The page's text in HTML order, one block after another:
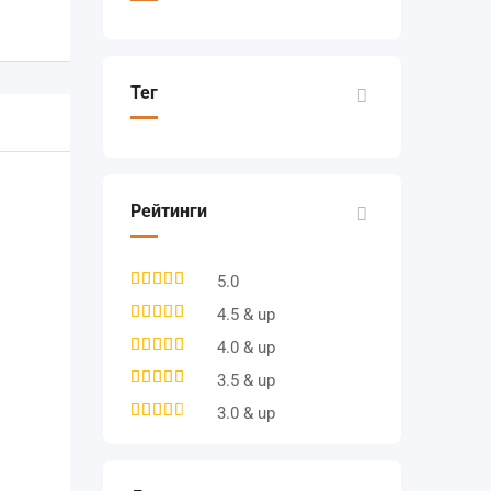
Тег
Рейтинги
5.0
4.5 & up
4.0 & up
3.5 & up
3.0 & up